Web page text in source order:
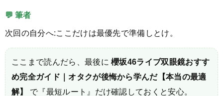
💬 筆者
次回の自分へ:ここだけは最優先で準備しとけ。
ここまで読んだら、最後に櫻坂46ライブ双眼鏡おすす
め完全ガイド｜オタクが後悔から学んだ【本当の最適
解】
で『最短ルート』だけ確認しておくと安心。